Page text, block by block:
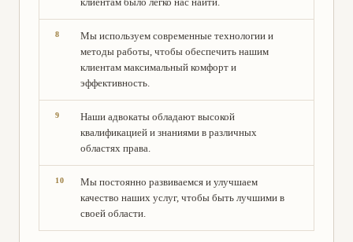
Мы используем современные технологии и
методы работы, чтобы обеспечить нашим
клиентам максимальный комфорт и
эффективность.
Наши адвокаты обладают высокой
квалификацией и знаниями в различных
областях права.
Мы постоянно развиваемся и улучшаем
качество наших услуг, чтобы быть лучшими в
своей области.